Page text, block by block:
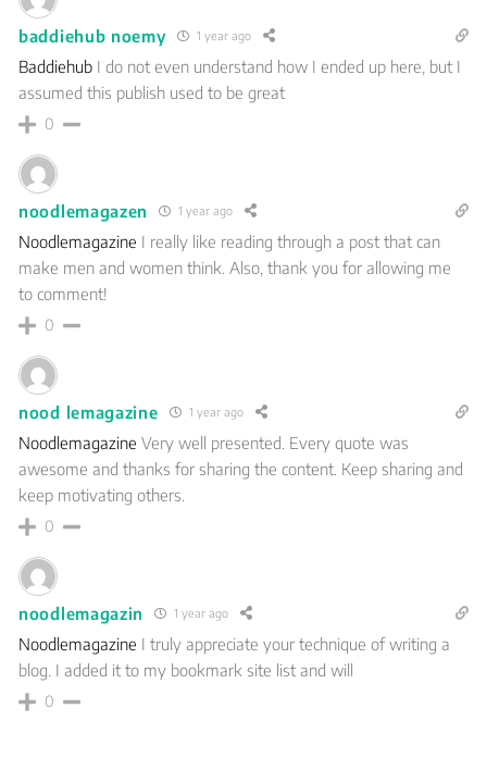
baddiehub noemy 1 year ago
Baddiehub I do not even understand how I ended up here, but I
assumed this publish used to be great
0
noodlemagazen 1 year ago
Noodlemagazine I really like reading through a post that can
make men and women think. Also, thank you for allowing me
to comment!
0
nood lemagazine 1 year ago
Noodlemagazine Very well presented. Every quote was
awesome and thanks for sharing the content. Keep sharing and
keep motivating others.
0
noodlemagazin 1 year ago
Noodlemagazine I truly appreciate your technique of writing a
blog. I added it to my bookmark site list and will
0